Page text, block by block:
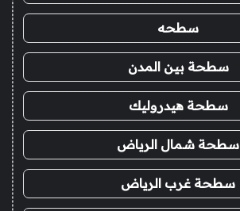
سطحه
سطحة بين المدن
سطحة هيدروليك
سطحة شمال الرياض
سطحة غرب الرياض